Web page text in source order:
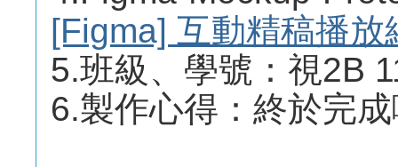
[Figma] 互動精稿播放
5.班級、學號：視2B
6.製作心得：終於完